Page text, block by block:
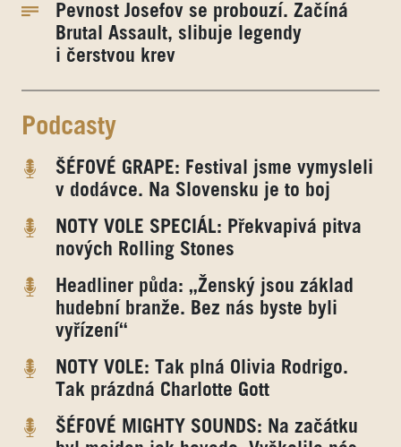
Pevnost Josefov se probouzí. Začíná
Brutal Assault, slibuje legendy
i čerstvou krev
Podcasty
ŠÉFOVÉ GRAPE: Festival jsme vymysleli
v dodávce. Na Slovensku je to boj
NOTY VOLE SPECIÁL: Překvapivá pitva
nových Rolling Stones
Headliner půda: „Ženský jsou základ
hudební branže. Bez nás byste byli
vyřízení“
NOTY VOLE: Tak plná Olivia Rodrigo.
Tak prázdná Charlotte Gott
ŠÉFOVÉ MIGHTY SOUNDS: Na začátku